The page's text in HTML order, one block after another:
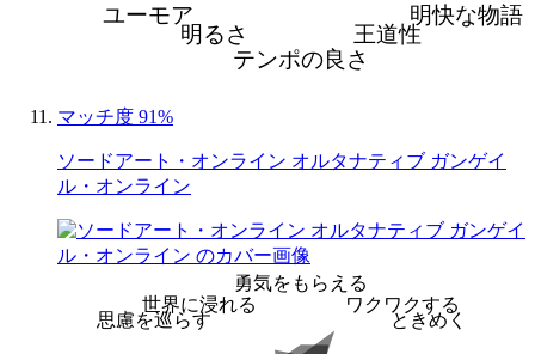
明快な物語
王道性
テンポの良さ
明るさ
ユーモア
マッチ度 91%
ソードアート・オンライン オルタナティブ ガンゲイ
ル・オンライン
勇気をもらえる
ワクワクする
ときめく
思慮を巡らす
世界に浸れる